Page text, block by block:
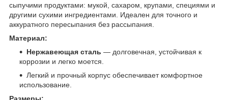
сыпучими продуктами: мукой, сахаром, крупами, специями и
другими сухими ингредиентами. Идеален для точного и
аккуратного пересыпания без рассыпания.
Материал:
Нержавеющая сталь — долговечная, устойчивая к
коррозии и легко моется.
Легкий и прочный корпус обеспечивает комфортное
использование.
Размеры: